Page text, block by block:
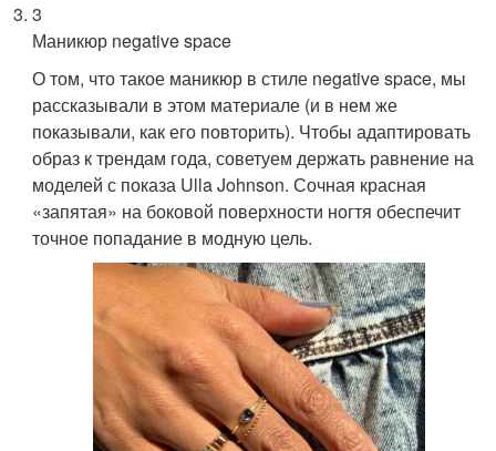
3
Маникюр negative space
О том, что такое маникюр в стиле negative space, мы
рассказывали в этом материале (и в нем же
показывали, как его повторить). Чтобы адаптировать
образ к трендам года, советуем держать равнение на
моделей с показа Ulla Johnson. Сочная красная
«запятая» на боковой поверхности ногтя обеспечит
точное попадание в модную цель.